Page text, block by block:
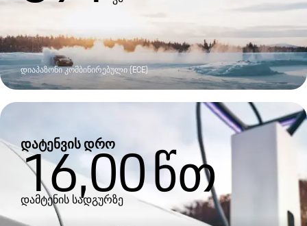
დიაპაზონი კომბინირებული (ECE)
დატენვის დრო
16,00წთ
დამტენის სადგურზე